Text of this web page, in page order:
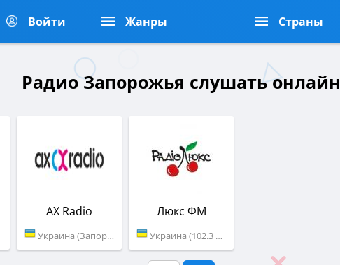
Войти Жанры Страны
Радио Запорожья слушать онлайн
AX Radio
Украина (Запорожье)
Люкс ФМ
Украина (102.3 FM)